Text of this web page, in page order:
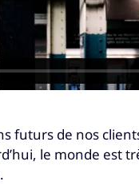
futurs de nos
le monde est